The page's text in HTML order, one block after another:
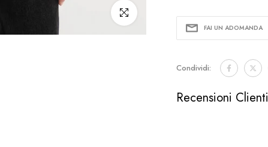
Clicca per ingrandire
FAI UN ADOMANDA
Condividi:
Recensioni Clienti